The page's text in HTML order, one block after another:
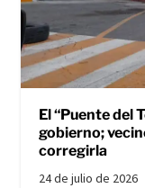
El “Puente del
gobierno;
corregirla
24 de julio de 2026